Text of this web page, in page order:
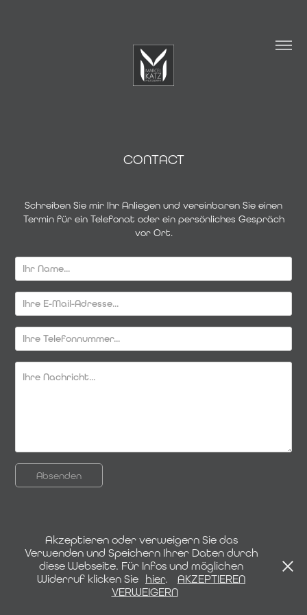
CONTACT
Schreiben Sie mir Ihr Anliegen und vereinbaren Sie einen
Termin für ein Telefonat oder ein persönliches Gespräch
vor Ort.
Absenden
IMPRESSUM | DATENSCHUTZ
Akzeptieren oder verweigern Sie das
Verwenden und Speichern Ihrer Daten durch
diese Webseite. Für Infos und möglichen
Widerruf klicken Sie hier.
AKZEPTIEREN
VERWEIGERN